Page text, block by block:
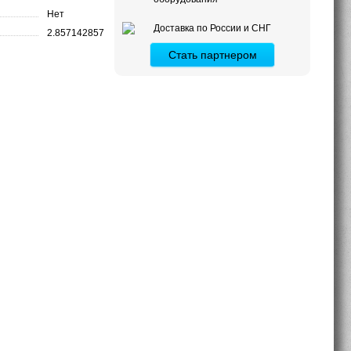
Нет
2.857142857
Доставка по России и СНГ
Стать партнером